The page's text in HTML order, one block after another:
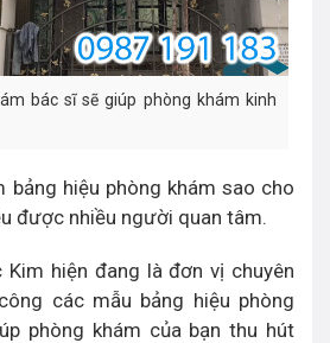
bác sĩ sẽ giúp phòng khám kinh
bảng hiệu phòng khám sao cho
được nhiều người quan tâm.
Kim hiện đang là đơn vị chuyên
các mẫu bảng hiệu phòng
phòng khám của bạn thu hút